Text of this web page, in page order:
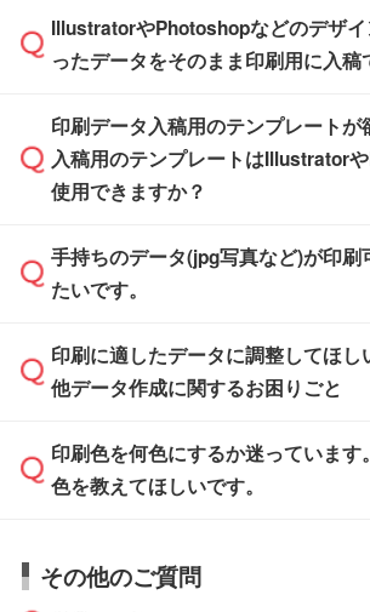
品が決まりましたらお早めのご発
たします。
※土日祝日を除く営業日換算です。
※沖縄・離島は追加日数がかかりま
※化粧箱から白箱への入れ替えや、
箱の作成は原則承っておりません
無料の「デザインシミュレーター
PCやスマホから簡単にデザインを
ザインソフトがなくても安心です
また、「データ作成サービス
せいただければ、弊社にて無料で
タを1点作成いたします。
IllustratorやPhotoshopなどのデザ
ったデータをそのまま印刷用に入稿
IllustratorやPhotoshop、CLIP
ザインソフトでこだわりのデザイ
い方は、完全データ入稿
積・ご注文フォームにアップロー
ください。
ご入稿後は経験豊富なスタッフが
がないかチェックし、お客様と確認
刷に進みますので、ご安心ください
印刷データ入稿用のテンプレートが
入稿用のテンプレートはIllustrator
使用できますか？
一部商品は入稿用テンプレートの
ます。各商品ページの『印刷方法・
入稿用のテンプレートはPDF形式
IllustratorやPhotoshopで開いてご利
方」をご確認ください。
手持ちのデータ(jpg写真など)が印刷
たいです。
印刷に適したデータ・解像度かど
タッフが事前に確認いたします。
ムへ添付いただくか、担当スタッ
でお送りください。
い合わせください。
印刷に適したデータに調整してほし
他データ作成に関するお困りごと
データ作成でお困りの際には、担
サポートいたしますのでお気軽にご
から添付してお送りください。
印刷色を何色にするか迷っています
色を教えてほしいです。
お見積・ご注文・
相談いただきますと、担当スタッフ
その他のご質問